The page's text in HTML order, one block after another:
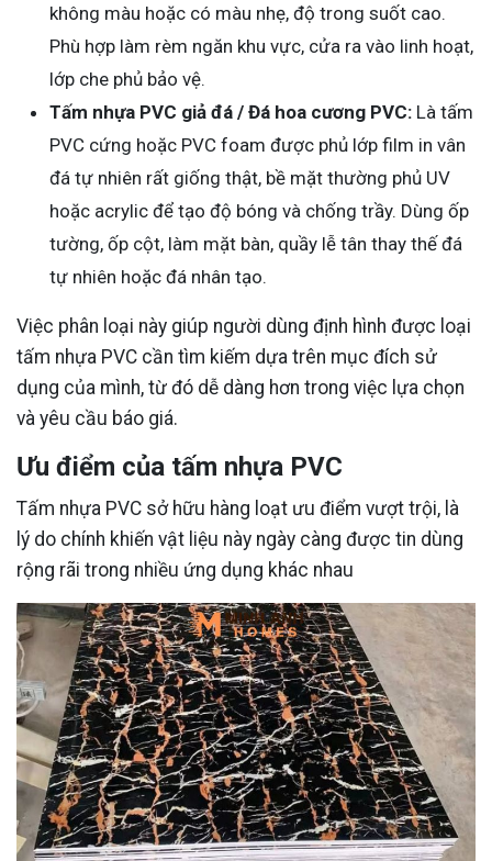
không màu hoặc có màu nhẹ, độ trong suốt cao.
Phù hợp làm rèm ngăn khu vực, cửa ra vào linh hoạt,
lớp che phủ bảo vệ.
Tấm nhựa PVC giả đá / Đá hoa cương PVC: Là tấm
PVC cứng hoặc PVC foam được phủ lớp film in vân
đá tự nhiên rất giống thật, bề mặt thường phủ UV
hoặc acrylic để tạo độ bóng và chống trầy. Dùng ốp
tường, ốp cột, làm mặt bàn, quầy lễ tân thay thế đá
tự nhiên hoặc đá nhân tạo.
Việc phân loại này giúp người dùng định hình được loại
tấm nhựa PVC cần tìm kiếm dựa trên mục đích sử
dụng của mình, từ đó dễ dàng hơn trong việc lựa chọn
và yêu cầu báo giá.
Ưu điểm của tấm nhựa PVC
Tấm nhựa PVC sở hữu hàng loạt ưu điểm vượt trội, là
lý do chính khiến vật liệu này ngày càng được tin dùng
rộng rãi trong nhiều ứng dụng khác nhau